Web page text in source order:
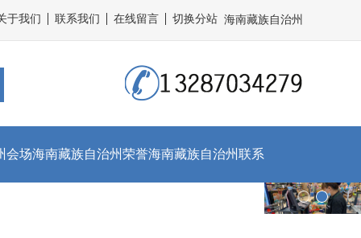
于我们 联系我们 在线留言 海南藏族自治州
切换分站
会场海南藏族自治州荣誉海南藏族自治州联系